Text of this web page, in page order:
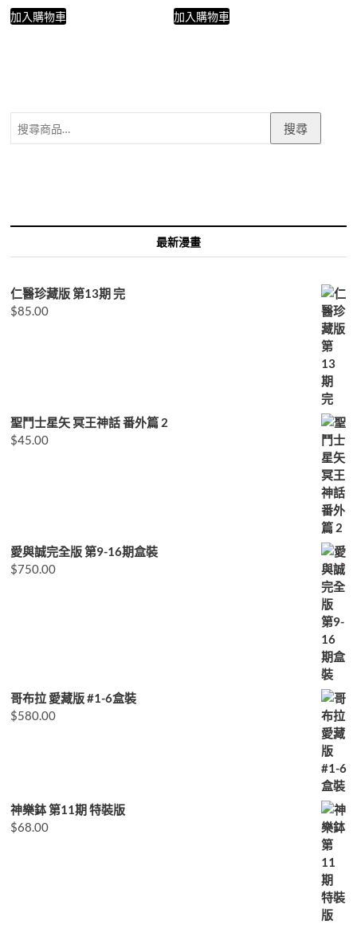
加入購物車 加入購物車
搜尋
最新漫畫
仁醫珍藏版 第13期 完
$85.00
聖鬥士星矢 冥王神話 番外篇 2
$45.00
愛與誠完全版 第9-16期盒裝
$750.00
哥布拉 愛藏版 #1-6盒裝
$580.00
神樂鉢 第11期 特裝版
$68.00